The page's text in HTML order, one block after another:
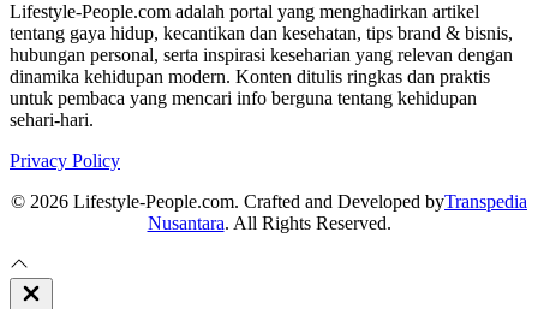
Lifestyle-People.com adalah portal yang menghadirkan artikel
tentang gaya hidup, kecantikan dan kesehatan, tips brand & bisnis,
hubungan personal, serta inspirasi keseharian yang relevan dengan
dinamika kehidupan modern. Konten ditulis ringkas dan praktis
untuk pembaca yang mencari info berguna tentang kehidupan
sehari-hari.
Privacy Policy
© 2026 Lifestyle-People.com. Crafted and Developed byTranspedia
Nusantara. All Rights Reserved.
Close